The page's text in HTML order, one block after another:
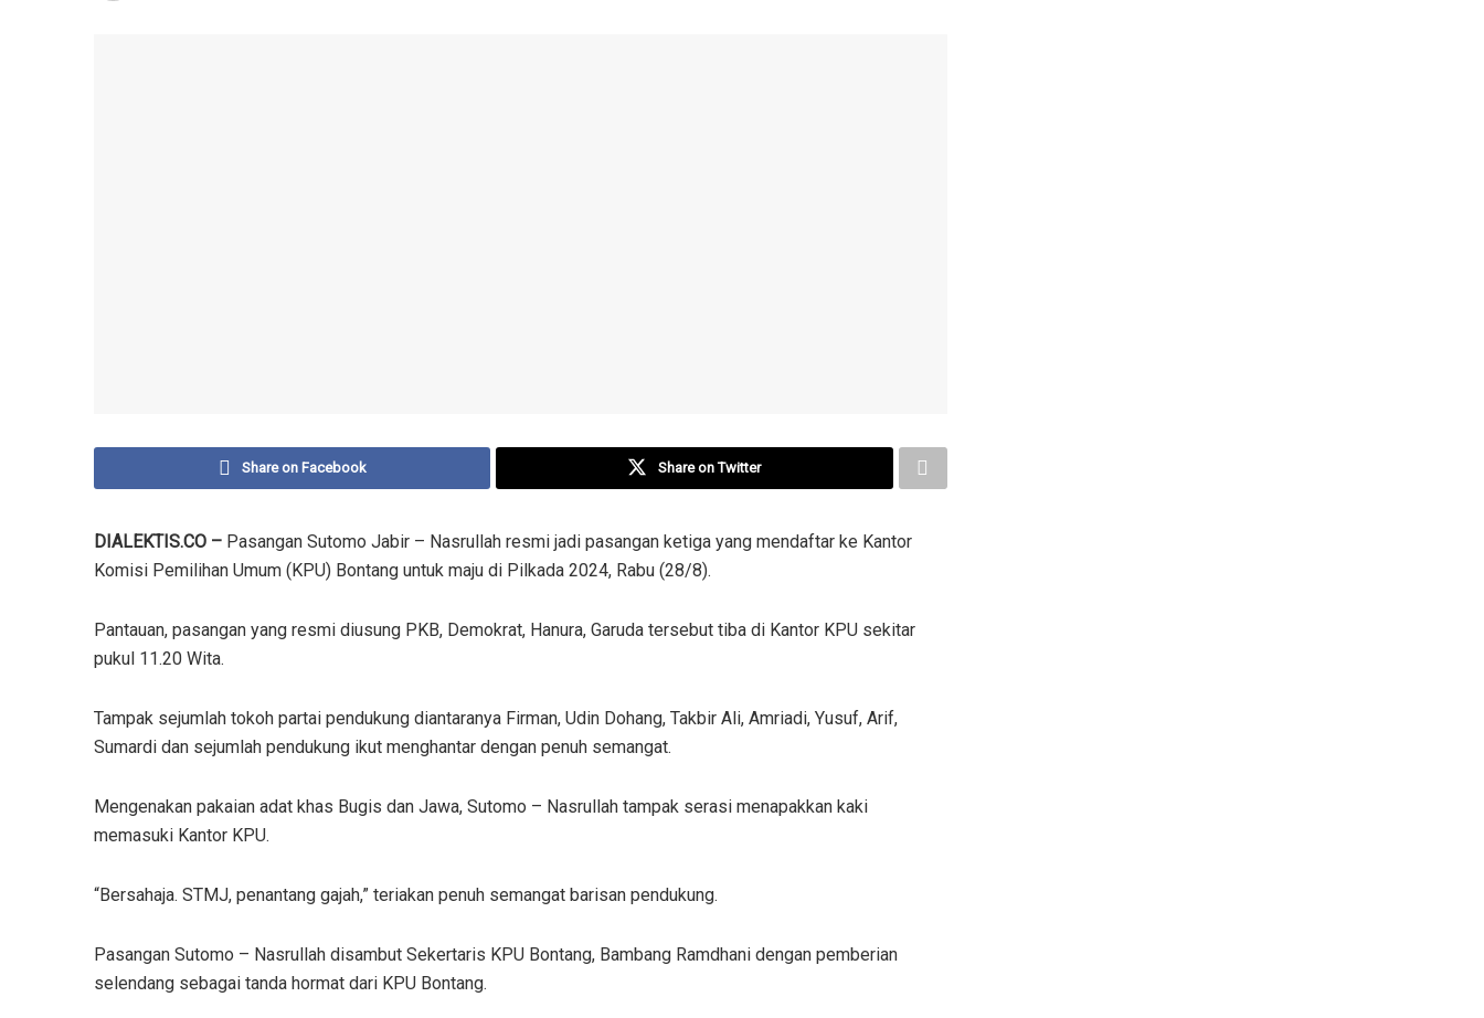
Share on Facebook Share on Twitter
DIALEKTIS.CO – Pasangan Sutomo Jabir – Nasrullah resmi jadi pasangan ketiga yang mendaftar ke Kantor
Komisi Pemilihan Umum (KPU) Bontang untuk maju di Pilkada 2024, Rabu (28/8).
Pantauan, pasangan yang resmi diusung PKB, Demokrat, Hanura, Garuda tersebut tiba di Kantor KPU sekitar
pukul 11.20 Wita.
Tampak sejumlah tokoh partai pendukung diantaranya Firman, Udin Dohang, Takbir Ali, Amriadi, Yusuf, Arif,
Sumardi dan sejumlah pendukung ikut menghantar dengan penuh semangat.
Mengenakan pakaian adat khas Bugis dan Jawa, Sutomo – Nasrullah tampak serasi menapakkan kaki
memasuki Kantor KPU.
“Bersahaja. STMJ, penantang gajah,” teriakan penuh semangat barisan pendukung.
Pasangan Sutomo – Nasrullah disambut Sekertaris KPU Bontang, Bambang Ramdhani dengan pemberian
selendang sebagai tanda hormat dari KPU Bontang.